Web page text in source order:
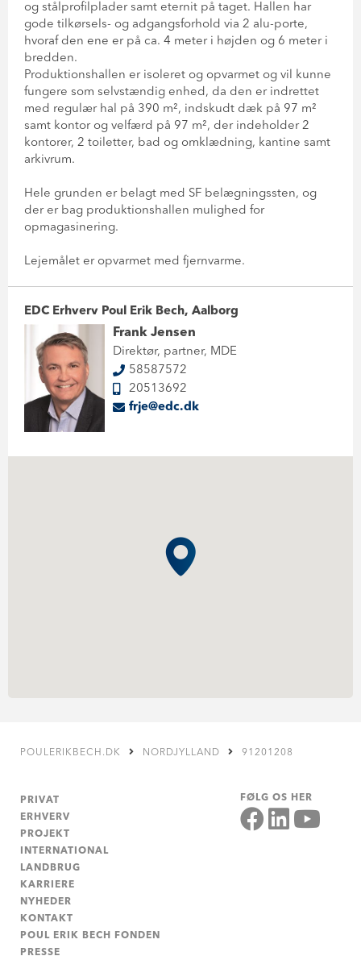
og stålprofilplader samt eternit på taget. Hallen har
gode tilkørsels- og adgangsforhold via 2 alu-porte,
hvoraf den ene er på ca. 4 meter i højden og 6 meter i
bredden.
Produktionshallen er isoleret og opvarmet og vil kunne
fungere som selvstændig enhed, da den er indrettet
med regulær hal på 390 m², indskudt dæk på 97 m²
samt kontor og velfærd på 97 m², der indeholder 2
kontorer, 2 toiletter, bad og omklædning, kantine samt
arkivrum.
Hele grunden er belagt med SF belægningssten, og
der er bag produktionshallen mulighed for
opmagasinering.
Lejemålet er opvarmet med fjernvarme.
EDC Erhverv Poul Erik Bech, Aalborg
Frank Jensen
Direktør, partner, MDE
58587572
20513692
frje@edc.dk
POULERIKBECH.DK NORDJYLLAND 91201208
PRIVAT
ERHVERV
PROJEKT
INTERNATIONAL
LANDBRUG
KARRIERE
NYHEDER
KONTAKT
POUL ERIK BECH FONDEN
PRESSE
FØLG OS HER